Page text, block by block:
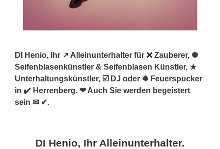
DI Henio, Ihr ↗️ Alleinunterhalter für ❌ Zauberer, ✺
Seifenblasenkünstler & Seifenblasen Künstler, ★
Unterhaltungskünstler, ☑️ DJ oder ✹ Feuerspucker
in ✔️ Herrenberg. ❤ Auch Sie werden begeistert
sein ✉ ✔.
DI Henio, Ihr Alleinunterhalter.